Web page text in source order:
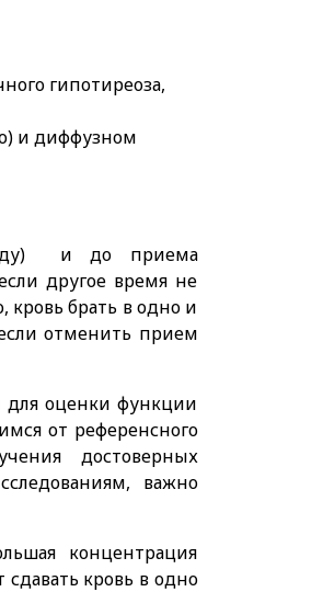
гипотиреоза,
и диффузном
и до приема
другое время не
брать в одно и
отменить прием
для оценки функции
от референсного
достоверных
важно
концентрация
кровь в одно